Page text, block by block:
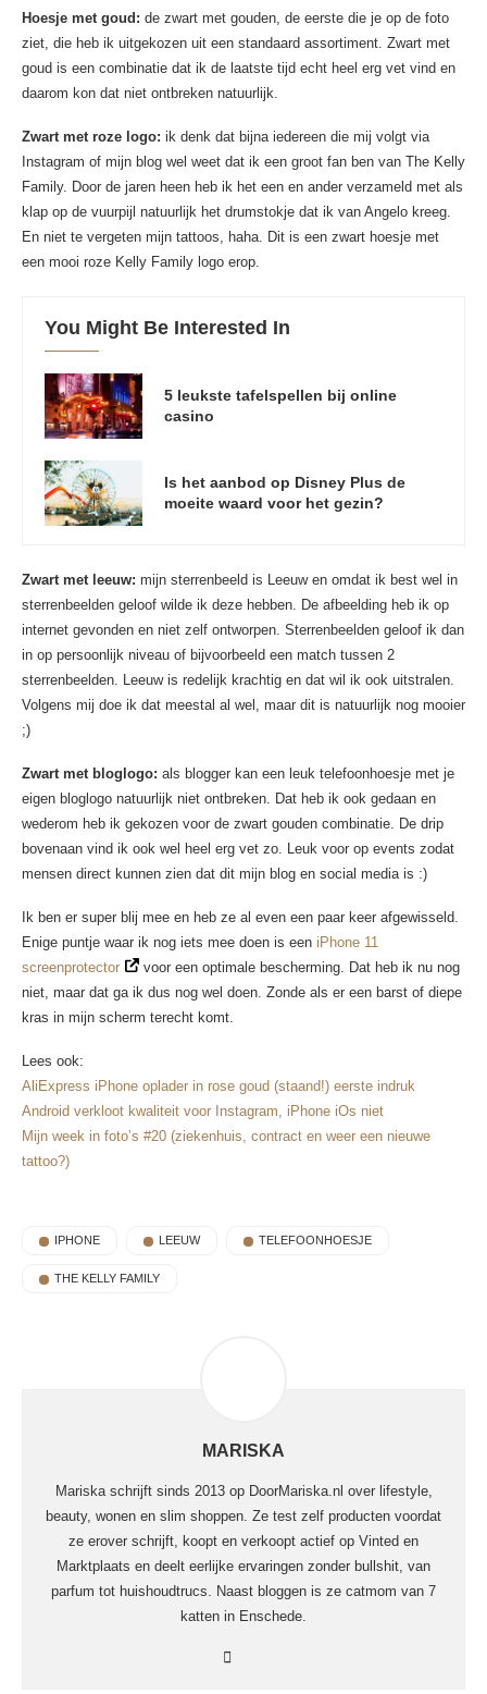
Hoesje met goud: de zwart met gouden, de eerste die je op de foto
ziet, die heb ik uitgekozen uit een standaard assortiment. Zwart met
goud is een combinatie dat ik de laatste tijd echt heel erg vet vind en
daarom kon dat niet ontbreken natuurlijk.
Zwart met roze logo: ik denk dat bijna iedereen die mij volgt via
Instagram of mijn blog wel weet dat ik een groot fan ben van The Kelly
Family. Door de jaren heen heb ik het een en ander verzameld met als
klap op de vuurpijl natuurlijk het drumstokje dat ik van Angelo kreeg.
En niet te vergeten mijn tattoos, haha. Dit is een zwart hoesje met
een mooi roze Kelly Family logo erop.
You Might Be Interested In
5 leukste tafelspellen bij online
casino
Is het aanbod op Disney Plus de
moeite waard voor het gezin?
Zwart met leeuw: mijn sterrenbeeld is Leeuw en omdat ik best wel in
sterrenbeelden geloof wilde ik deze hebben. De afbeelding heb ik op
internet gevonden en niet zelf ontworpen. Sterrenbeelden geloof ik dan
in op persoonlijk niveau of bijvoorbeeld een match tussen 2
sterrenbeelden. Leeuw is redelijk krachtig en dat wil ik ook uitstralen.
Volgens mij doe ik dat meestal al wel, maar dit is natuurlijk nog mooier
;)
Zwart met bloglogo: als blogger kan een leuk telefoonhoesje met je
eigen bloglogo natuurlijk niet ontbreken. Dat heb ik ook gedaan en
wederom heb ik gekozen voor de zwart gouden combinatie. De drip
bovenaan vind ik ook wel heel erg vet zo. Leuk voor op events zodat
mensen direct kunnen zien dat dit mijn blog en social media is :)
Ik ben er super blij mee en heb ze al even een paar keer afgewisseld.
Enige puntje waar ik nog iets mee doen is een iPhone 11
screenprotector
voor een optimale bescherming. Dat heb ik nu nog
niet, maar dat ga ik dus nog wel doen. Zonde als er een barst of diepe
kras in mijn scherm terecht komt.
Lees ook:
AliExpress iPhone oplader in rose goud (staand!) eerste indruk
Android verkloot kwaliteit voor Instagram, iPhone iOs niet
Mijn week in foto’s #20 (ziekenhuis, contract en weer een nieuwe
tattoo?)
IPHONE LEEUW TELEFOONHOESJE
THE KELLY FAMILY
MARISKA
Mariska schrijft sinds 2013 op DoorMariska.nl over lifestyle,
beauty, wonen en slim shoppen. Ze test zelf producten voordat
ze erover schrijft, koopt en verkoopt actief op Vinted en
Marktplaats en deelt eerlijke ervaringen zonder bullshit, van
parfum tot huishoudtrucs. Naast bloggen is ze catmom van 7
katten in Enschede.